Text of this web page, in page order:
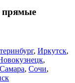
прямые
, Иркутск,
,
Самара, Сочи,